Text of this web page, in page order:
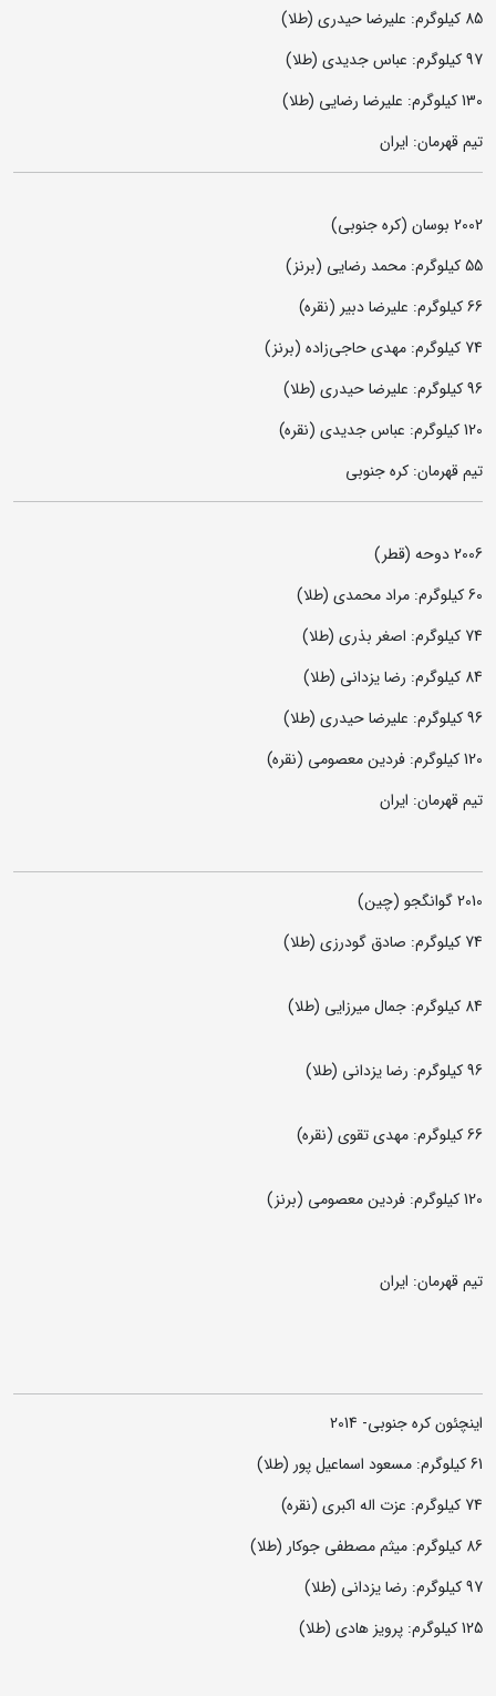
85 کیلوگرم: علیرضا حیدری (طلا)
97 کیلوگرم: عباس جدیدی (طلا)
130 کیلوگرم: علیرضا رضایی (طلا)
تیم قهرمان: ایران
2002 بوسان (کره جنوبی)
55 کیلوگرم: محمد رضایی (برنز)
66 کیلوگرم: علیرضا دبیر (نقره)
74 کیلوگرم: مهدی حاجی‌زاده (برنز)
96 کیلوگرم: علیرضا حیدری (طلا)
120 کیلوگرم: عباس جدیدی (نقره)
تیم قهرمان: کره جنوبی
2006 دوحه (قطر)
60 کیلوگرم: مراد محمدی (طلا)
74 کیلوگرم: اصغر بذری (طلا)
84 کیلوگرم: رضا یزدانی (طلا)
96 کیلوگرم: علیرضا حیدری (طلا)
120 کیلوگرم: فردین معصومی (نقره)
تیم قهرمان: ایران
2010 گوانگجو (چین)
74 کیلوگرم: صادق گودرزی (طلا)
84 کیلوگرم: جمال میرزایی (طلا)
96 کیلوگرم: رضا یزدانی (طلا)
66 کیلوگرم: مهدی تقوی (نقره)
120 کیلوگرم: فردین معصومی (برنز)
تیم قهرمان: ایران
اینچئون کره جنوبی- 2014
61 کیلوگرم: مسعود اسماعیل پور (طلا)
74 کیلوگرم: عزت اله اکبری (نقره)
86 کیلوگرم: میثم مصطفی جوکار (طلا)
97 کیلوگرم: رضا یزدانی (طلا)
125 کیلوگرم: پرویز هادی (طلا)